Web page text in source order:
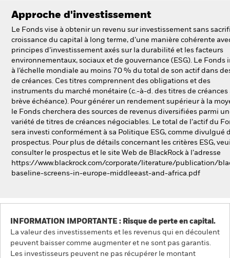
BlackRock
iShares
Aladdin
Notre société
Approche d'investissement
Le Fonds vise à obtenir un revenu sur investissement sans
croissance du capital à long terme, d’une manière cohérente
principes d’investissement axés sur la durabilité et les facteurs
environnementaux, sociaux et de gouvernance (ESG). Le Fonds
à l’échelle mondiale au moins 70 % du total de son actif dans
de créances. Ces titres comprennent des obligations et des
instruments du marché monétaire (c.-à-d. des titres de créances
brève échéance). Pour générer un rendement supérieur à la
le Fonds cherchera des sources de revenus diversifiées parmi
variété de titres de créances négociables. Le total de l’actif du
sera investi conformément à sa Politique ESG, comme divulgué
prospectus. Pour plus de détails concernant les critères ESG,
consulter le prospectus et le site Web de BlackRock à l’adresse
https://www.blackrock.com/corporate/literature/publication/
baseline-screens-in-europe-middleeast-and-africa.pdf
INFORMATION IMPORTANTE : Risque de perte en capital.
La valeur des investissements et les revenus qui en découlent
peuvent baisser comme augmenter et ne sont pas garantis.
Les investisseurs peuvent ne pas récupérer le montant